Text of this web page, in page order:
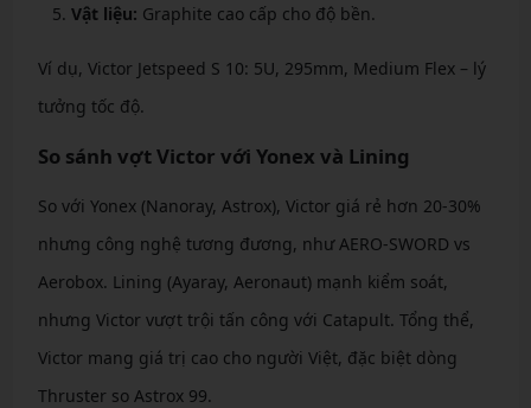
Vật liệu: Graphite cao cấp cho độ bền.
Ví dụ, Victor Jetspeed S 10: 5U, 295mm, Medium Flex – lý
tưởng tốc độ.
So sánh vợt Victor với Yonex và Lining
So với Yonex (Nanoray, Astrox), Victor giá rẻ hơn 20-30%
nhưng công nghệ tương đương, như AERO-SWORD vs
Aerobox. Lining (Ayaray, Aeronaut) mạnh kiểm soát,
nhưng Victor vượt trội tấn công với Catapult. Tổng thể,
Victor mang giá trị cao cho người Việt, đặc biệt dòng
Thruster so Astrox 99.